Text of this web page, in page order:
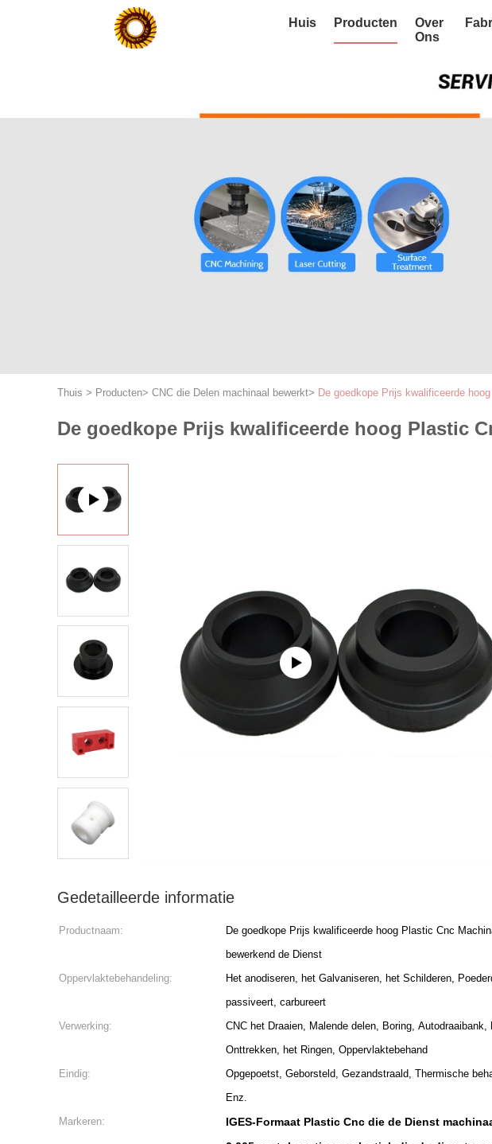
Huis Producten
Over
Ons
Thuis > Producten> CNC die Delen machinaal bewerkt> De goedkope Prijs kwalificeerde
De goedkope Prijs kwalificeerde hoog Plastic
Gedetailleerde informatie
Productnaam:
De goedkope Prijs kwalificeerde hoog Plastic Cnc
bewerkend de Dienst
Oppervlaktebehandeling:
Het anodiseren, het Galvaniseren, het Schilderen,
passiveert, carbureert
Verwerking:
CNC het Draaien, Malende delen, Boring, Autodraaibank,
Onttrekken, het Ringen, Oppervlaktebehand
Eindig:
Opgepoetst, Geborsteld, Gezandstraald, Thermische
Enz.
Markeren: IGES-Formaat Plastic Cnc die de Dienst